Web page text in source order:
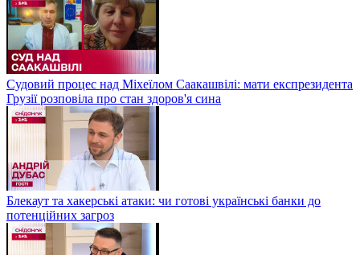
Судовий процес над Міхеїлом Саакашвілі: мати експрезидента
Грузії розповіла про стан здоров'я сина
Блекаут та хакерські атаки: чи готові українські банки до
потенційних загроз